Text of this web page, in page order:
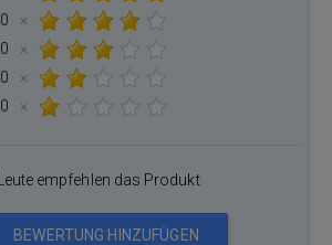
0
×
0
×
0
×
0
×
empfehlen das Produkt
BEWERTUNG HINZUFÜGEN